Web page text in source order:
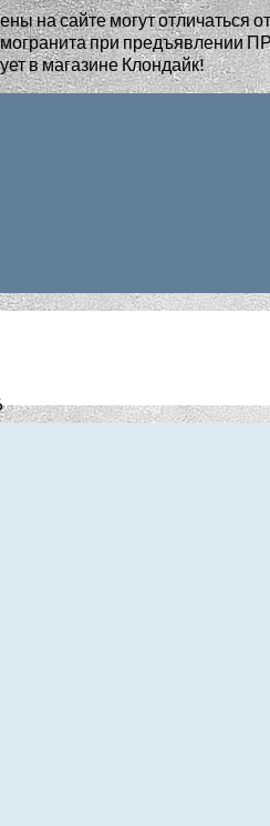
на сайте могут отличаться
при
в магазине Клондайк!